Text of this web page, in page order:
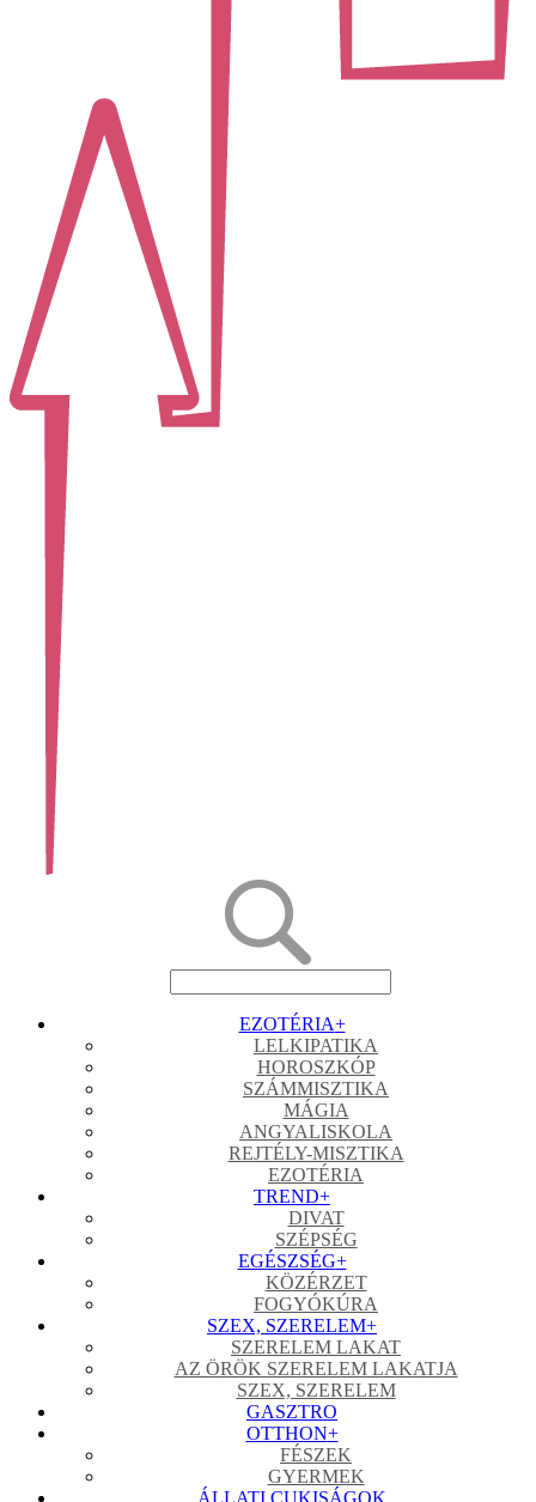
EZOTÉRIA+
LELKIPATIKA
HOROSZKÓP
SZÁMMISZTIKA
MÁGIA
ANGYALISKOLA
REJTÉLY-MISZTIKA
EZOTÉRIA
TREND+
DIVAT
SZÉPSÉG
EGÉSZSÉG+
KÖZÉRZET
FOGYÓKÚRA
SZEX, SZERELEM+
SZERELEM LAKAT
AZ ÖRÖK SZERELEM LAKATJA
SZEX, SZERELEM
GASZTRO
OTTHON+
FÉSZEK
GYERMEK
ÁLLATI CUKISÁGOK